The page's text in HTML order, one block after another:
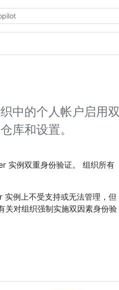
中的个人帐户启用双
库和设置。
实例双重身份验证。 组织所有
例上不受支持或无法管理，但
关对组织强制实施双因素身份验